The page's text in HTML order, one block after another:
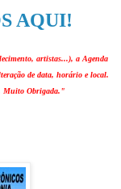
AQUI!
artistas...), a Agenda
de data, horário e local.
Muito Obrigada."